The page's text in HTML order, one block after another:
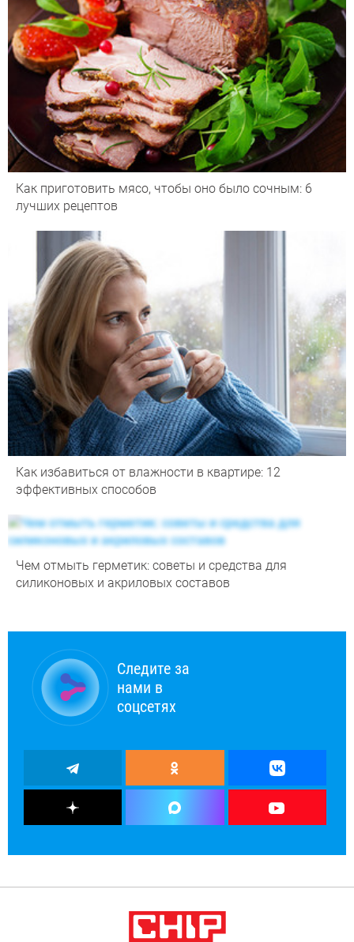
Как приготовить мясо, чтобы оно было сочным: 6
лучших рецептов
Как избавиться от влажности в квартире: 12
эффективных способов
Чем отмыть герметик: советы и средства для
силиконовых и акриловых составов
Следите за
нами в
соцсетях